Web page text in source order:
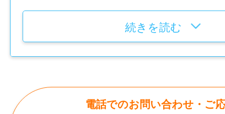
〒505-0102 岐阜県可児郡御嵩町前沢
勤務地変更の可能性：なし
朝日コーポレーショングループ
代表者
続きを読む
電話でのお問い合わせ・ご